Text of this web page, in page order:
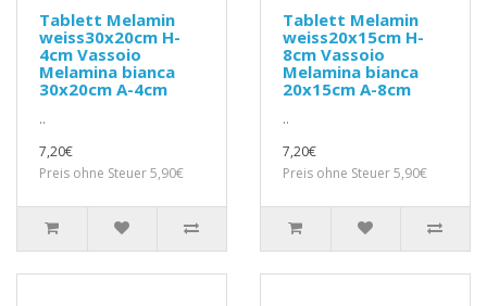
Tablett Melamin
weiss30x20cm H-
4cm Vassoio
Melamina bianca
30x20cm A-4cm
..
7,20€
Preis ohne Steuer 5,90€
Tablett Melamin
weiss20x15cm H-
8cm Vassoio
Melamina bianca
20x15cm A-8cm
..
7,20€
Preis ohne Steuer 5,90€